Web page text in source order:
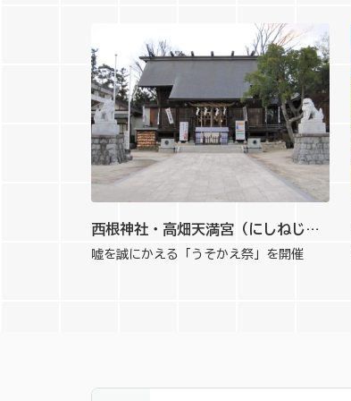
西根神社・高畑天満宮（にしねじんじゃ・たかはたてんまんぐう）
嘘を誠にかえる「うそかえ祭」を開催